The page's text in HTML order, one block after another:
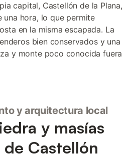
capital, Castellón de la Plana,
una hora, lo que permite
en la misma escapada. La
bien conservados y una
y monte poco conocida fuera
y arquitectura local
y masías
Castellón